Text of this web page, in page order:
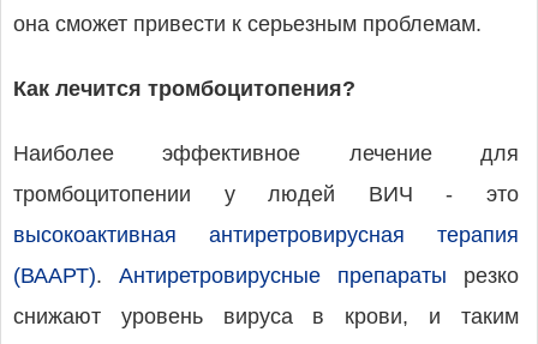
она сможет привести к серьезным проблемам.
Как лечится тромбоцитопения?
Наиболее эффективное лечение для
тромбоцитопении у людей ВИЧ - это
высокоактивная антиретровирусная терапия
(ВААРТ). Антиретровирусные препараты резко
снижают уровень вируса в крови, и таким